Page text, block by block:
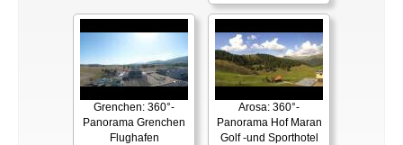
Grenchen: 360°-
Panorama Grenchen
Flughafen
Arosa: 360°-
Panorama Hof Maran
Golf -und Sporthotel